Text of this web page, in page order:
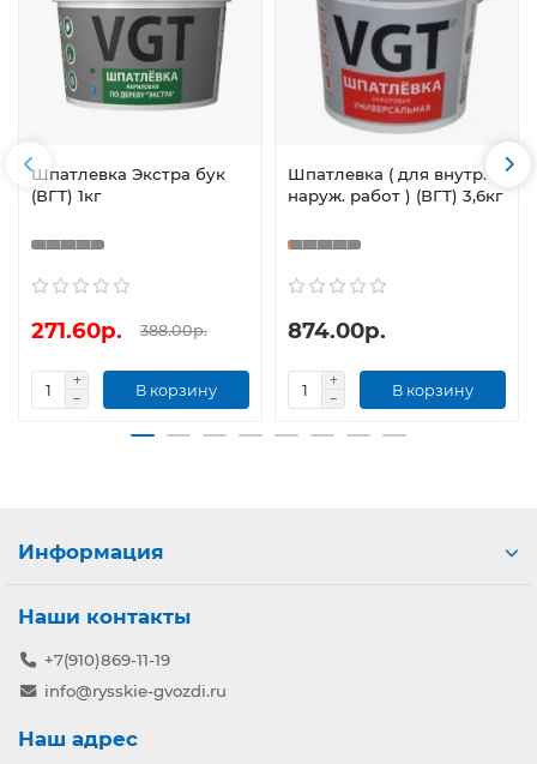
Шпатлевка Экстра бук
(ВГТ) 1кг
271.60р. 388.00р.
В корзину
Шпатлевка ( для внутр. и
наруж. работ ) (ВГТ) 3,6кг
874.00р.
В корзину
Информация
Наши контакты
+7(910)869-11-19
info@rysskie-gvozdi.ru
Наш адрес